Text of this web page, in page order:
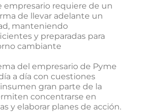
empresario requiere de un
de llevar adelante un
manteniendo
y preparadas para
cambiante
del empresario de Pyme
a día con cuestiones
gran parte de la
concentrarse en
y elaborar planes de acción.